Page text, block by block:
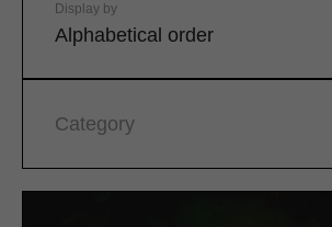
Alphabetical order
Display by
Category